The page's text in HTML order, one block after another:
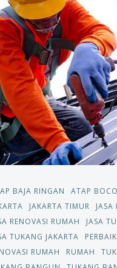
BAJA RINGAN ATAP
JAKARTA TIMUR
JASA
RENOVASI RUMAH
JASA
TUKANG JAKARTA
RUMAH
RUMAH